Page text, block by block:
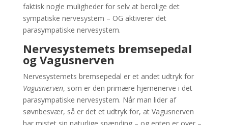
faktisk nogle muligheder for selv at berolige det
sympatiske nervesystem – OG aktiverer det
parasympatiske nervesystem.
Nervesystemets bremsepedal
og Vagusnerven
Nervesystemets bremsepedal er et andet udtryk for
Vagusnerven, som er den primære hjernenerve i det
parasympatiske nervesystem. Når man lider af
søvnbesvær, så er det et udtryk for, at Vagusnerven